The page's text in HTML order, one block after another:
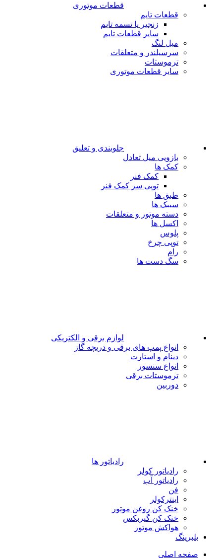
قطعات موتوری
قطعات تایم
زنجیر یا تسمه تایم
سایر قطعات تایم
میل لنگ
سرسیلندر و متعلقات
ترموستات
سایر قطعات موتوری
جلوبندی و تعلیق
بازویی میل تعادل
کمک ها
کمک فنر
توپی سر کمک فنر
طبق ها
سیبک ها
دسته موتور و متعلقات
اکسل ها
پلوس
توپی چرخ
رام
سگ دست ها
لوازم برقی و الکتریکی
انواع پمپ های برقی و دریچه گاز
دینام و استارت
انواع سنسور
ترموستات برقی
دوربین
رادیاتور ها
رادیاتور کولر
رادیاتور آب
فن
اینترکولر
خنک کن روغن موتور
خنک کن گیربکس
هواکش موتور
بلبرینگ
صفحه اصلی